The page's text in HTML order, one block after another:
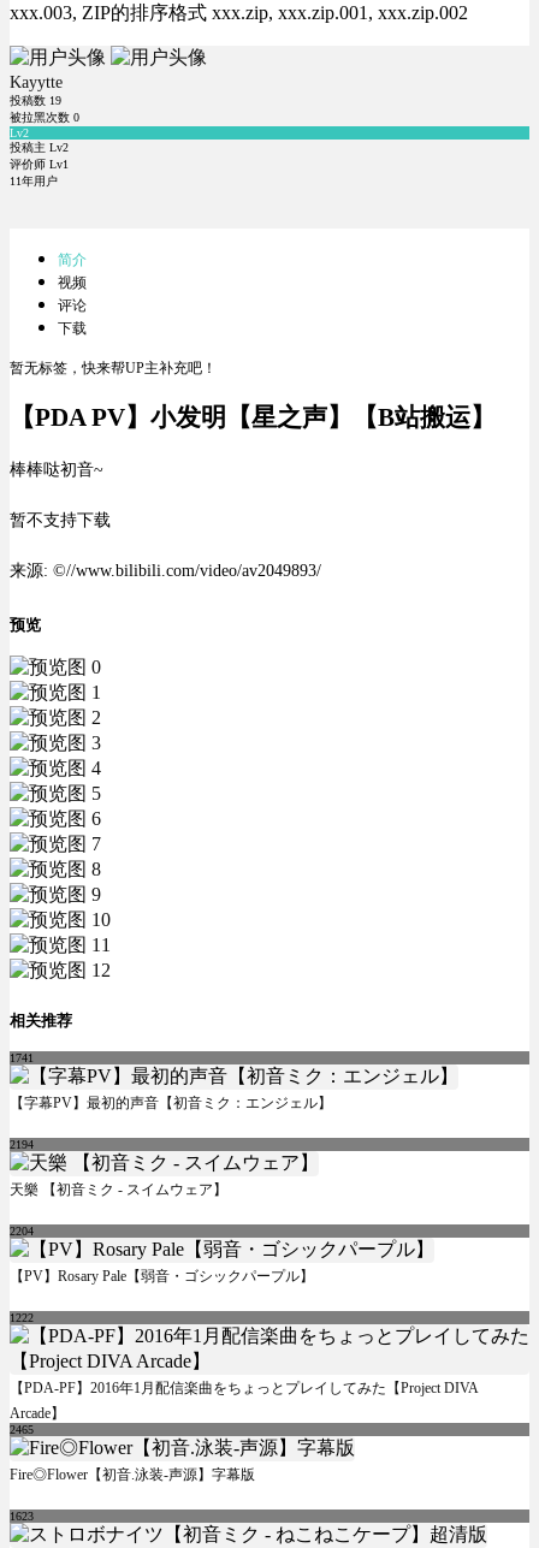
xxx.003, ZIP的排序格式 xxx.zip, xxx.zip.001, xxx.zip.002
Kayytte
投稿数 19
被拉黑次数 0
Lv2
投稿主 Lv2
评价师 Lv1
11年用户
简介
视频
评论
下载
暂无标签，快来帮UP主补充吧！
【PDA PV】小发明【星之声】【B站搬运】
棒棒哒初音~
暂不支持下载
来源: ©//www.bilibili.com/video/av2049893/
预览
相关推荐
1741
【字幕PV】最初的声音【初音ミク：エンジェル】
2194
天樂 【初音ミク - スイムウェア】
2204
【PV】Rosary Pale【弱音・ゴシックパープル】
1222
【PDA-PF】2016年1月配信楽曲をちょっとプレイしてみた【Project DIVA
Arcade】
2465
Fire◎Flower【初音.泳装-声源】字幕版
1623